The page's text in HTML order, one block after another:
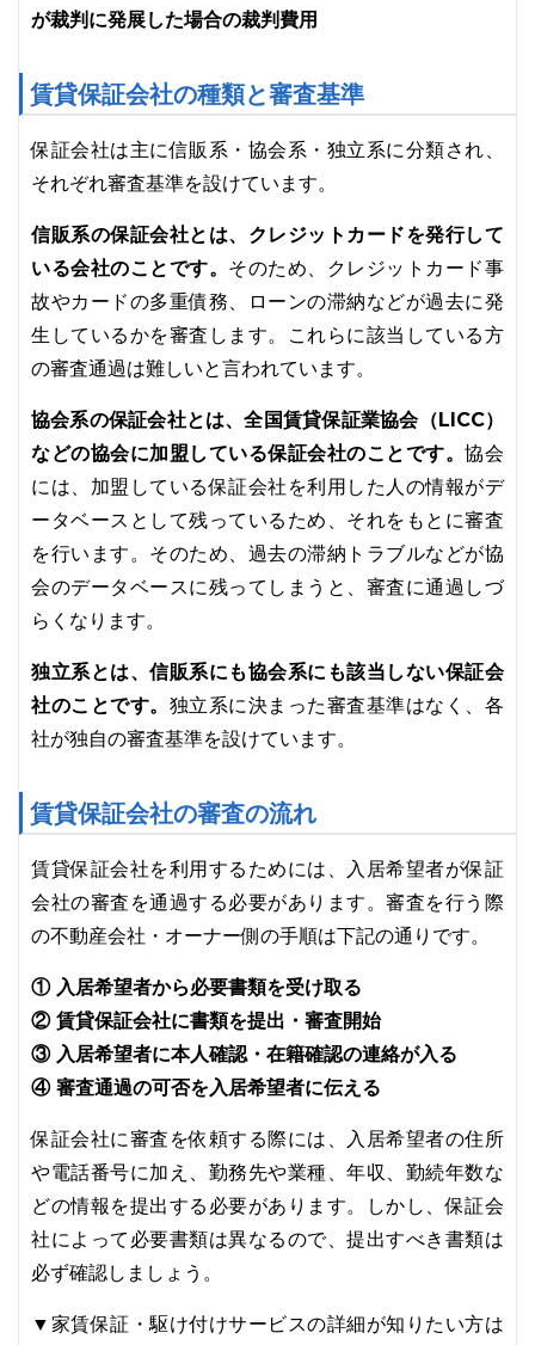
が裁判に発展した場合の裁判費用
賃貸保証会社の種類と審査基準
保証会社は主に信販系・協会系・独立系に分類され、
それぞれ審査基準を設けています。
信販系の保証会社とは、クレジットカードを発行して
いる会社のことです。
そのため、クレジットカード事
故やカードの多重債務、ローンの滞納などが過去に発
生しているかを審査します。これらに該当している方
の審査通過は難しいと言われています。
協会系の保証会社とは、全国賃貸保証業協会（LICC）
などの協会に加盟している保証会社のことです。協会
には、加盟している保証会社を利用した人の情報がデ
ータベースとして残っているため、それをもとに審査
を行います。そのため、過去の滞納トラブルなどが協
会のデータベースに残ってしまうと、審査に通過しづ
らくなります。
独立系とは、信販系にも協会系にも該当しない保証会
社のことです。 独立系に決まった審査基準はなく、各
社が独自の審査基準を設けています。
賃貸保証会社の審査の流れ
賃貸保証会社を利用するためには、入居希望者が保証
会社の審査を通過する必要があります。審査を行う際
の不動産会社・オーナー側の手順は下記の通りです。
① 入居希望者から必要書類を受け取る
② 賃貸保証会社に書類を提出・審査開始
③ 入居希望者に本人確認・在籍確認の連絡が入る
④ 審査通過の可否を入居希望者に伝える
保証会社に審査を依頼する際には、入居希望者の住所
や電話番号に加え、勤務先や業種、年収、勤続年数な
どの情報を提出する必要があります。しかし、保証会
社によって必要書類は異なるので、提出すべき書類は
必ず確認しましょう。
▼家賃保証・駆け付けサービスの詳細が知りたい方は